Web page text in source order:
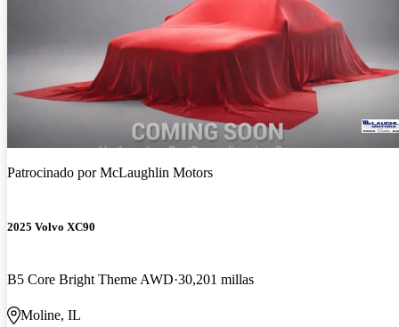
Patrocinado porMcLaughlin Motors
2025 Volvo XC90
B5 Core Bright Theme AWD 30,201 millas
Moline, IL